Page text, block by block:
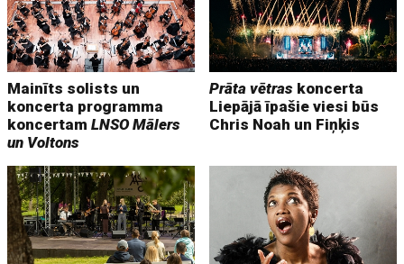
Mainīts solists un
koncerta programma
koncertamLNSO Mālers
un Voltons
Prāta vētras koncerta
Liepājā īpašie viesi būs
Chris Noah un Fiņķis